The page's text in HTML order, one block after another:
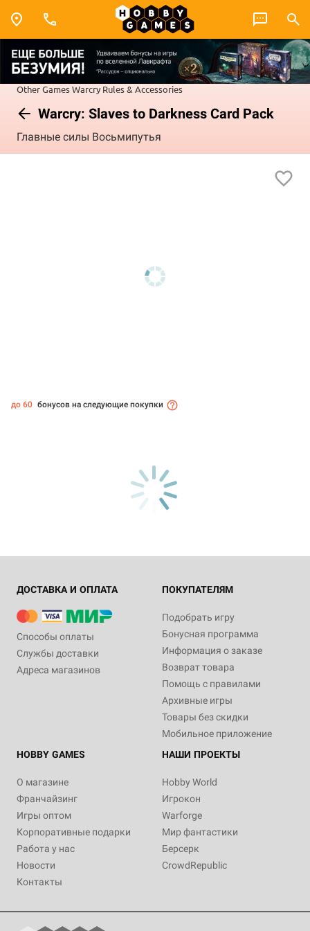
Other GamesWarcry Rules & Accessories
Warcry: Slaves to Darkness Card Pack
Главные силы Восьмипутья
до 60 бонусов на следующие покупки
ДОСТАВКА И ОПЛАТА
Способы оплаты
Службы доставки
Адреса магазинов
ПОКУПАТЕЛЯМ
Подобрать игру
Бонусная программа
Информация о заказе
Возврат товара
Помощь с правилами
Архивные игры
Товары без скидки
Мобильное приложение
HOBBY GAMES
О магазине
Франчайзинг
Игры оптом
Корпоративные подарки
Работа у нас
Новости
Контакты
НАШИ ПРОЕКТЫ
Hobby World
Игрокон
Warforge
Мир фантастики
Берсерк
CrowdRepublic